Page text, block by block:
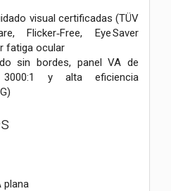
visual certificadas (TÜV
Flicker‑Free, Eye Saver
fatiga ocular
sin bordes, panel VA de
y alta eficiencia
plana